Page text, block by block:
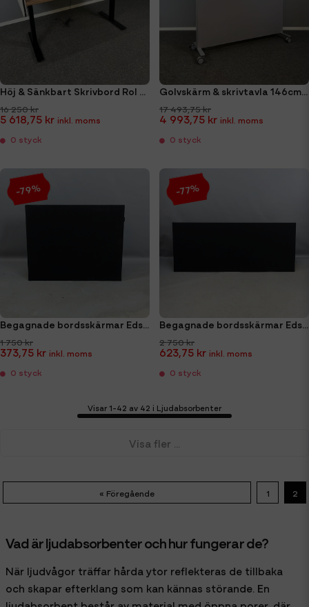
Höj & Sänkbart Skrivbord Rol Ergo 140cm med Bordsskärmar Lintex Edge
16 250 kr
5 618,75 kr
0 styck
Golvskärm & skrivtavla 146cm Abstracta Alumi Kombi
17 493,75 kr
4 993,75 kr
0 styck
Begagnade bordsskärmar Edsbyn 80 cm
1 750 kr
373,75 kr
0 styck
-79%
Begagnade bordsskärmar Edsbyn 160 cm
2 750 kr
623,75 kr
0 styck
-77%
Visar 1-42 av 42 i Ljudabsorbenter
Visa fler ...
« Föregående 1 2
Vad är ljudabsorbenter och hur fungerar de?
När ljudvågor träffar hårda ytor reflekteras de tillbaka
och skapar efterklang som kan kännas störande. En